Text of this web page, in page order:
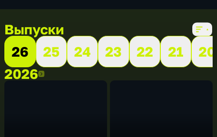
Выпуски
26
25 24 23 22 21
20
20262026